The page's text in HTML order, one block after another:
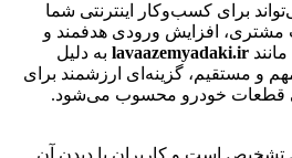
برای کسب‌وکار اینترنتی شما
افزایش ورودی هدفمند و
lavaazemyadaki.ir به دلیل
و مستقیم، گزینه‌ای ارزشمند برای
قطعات خودرو محسوب می‌شود.